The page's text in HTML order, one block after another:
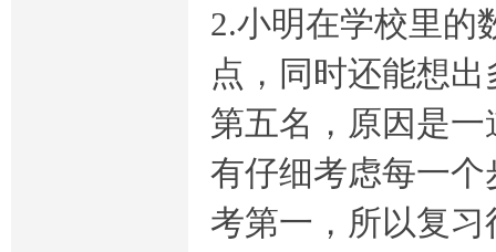
2.小明在学校里的
点，同时还能想
第五名，原因是
有仔细考虑每一
考第一，所以复